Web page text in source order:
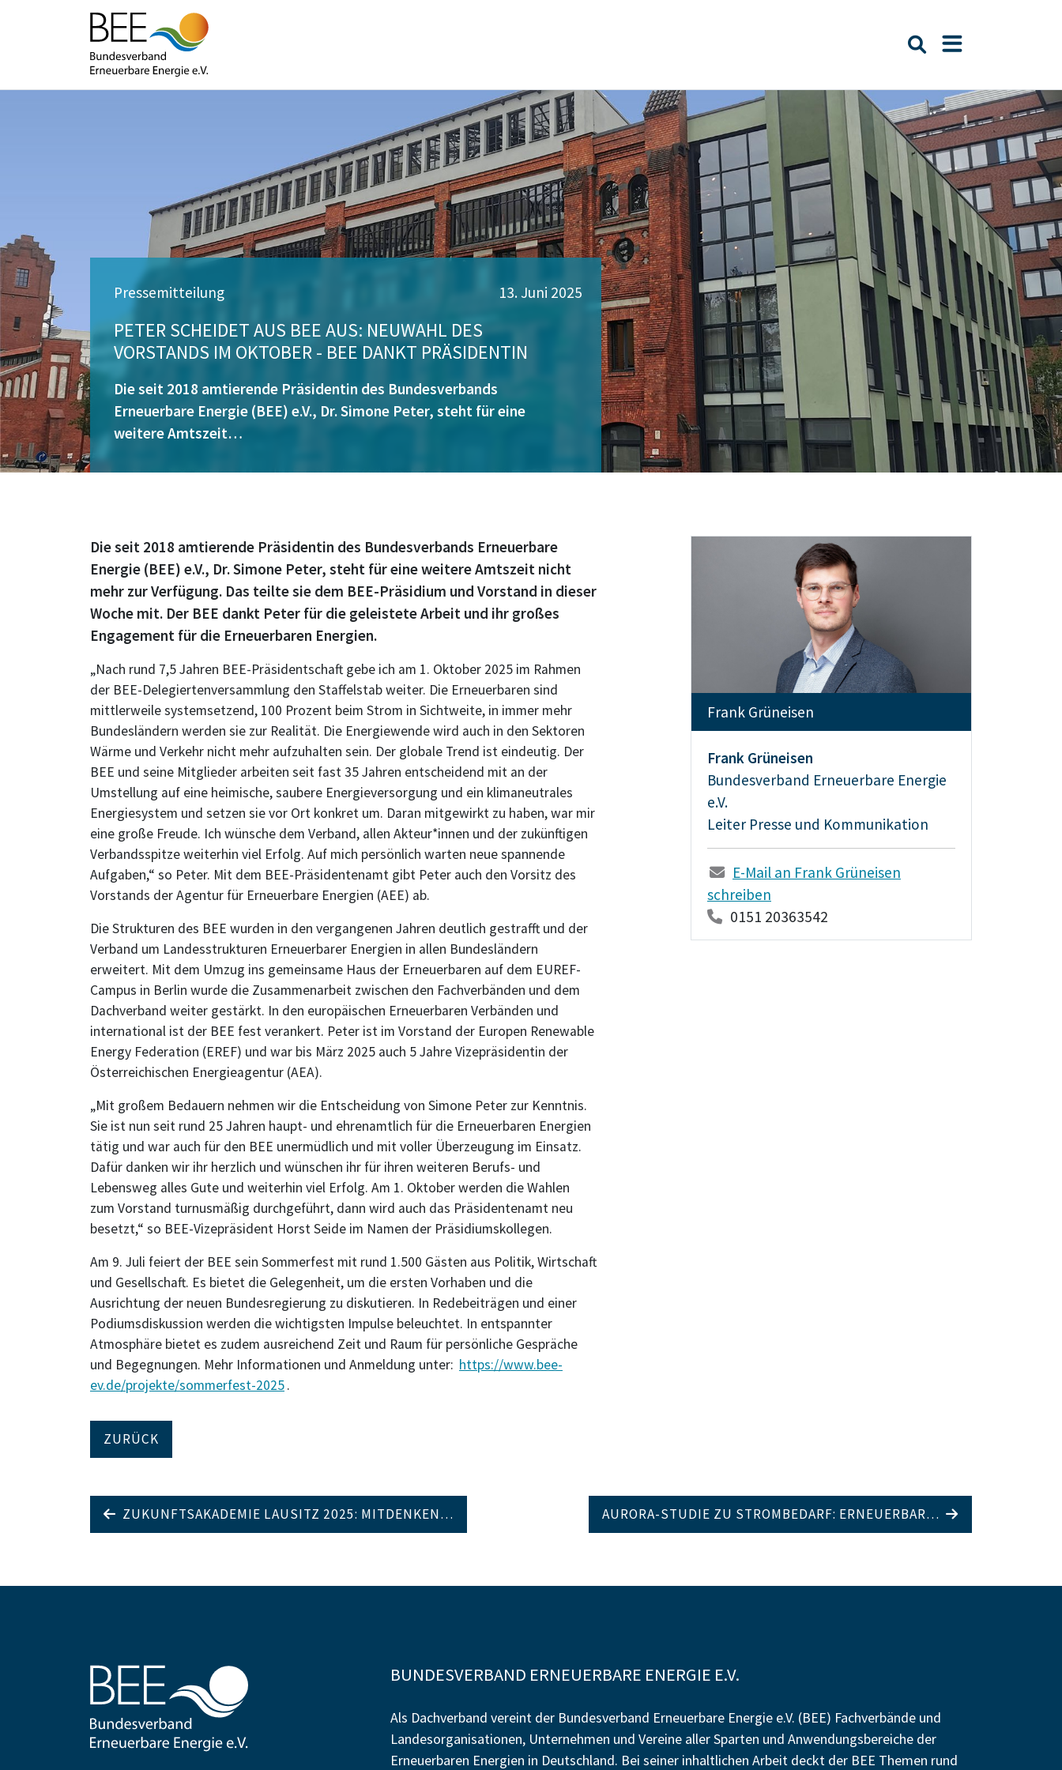
Suche öffnen
Pressemitteilung
PETER SCHEIDET AUS BEE AUS: NEUWAHL DES
VORSTANDS IM OKTOBER - BEE DANKT PRÄSIDENTIN
Die seit 2018 amtierende Präsidentin des Bundesverbands
Erneuerbare Energie (BEE) e.V., Dr. Simone Peter, steht für eine
weitere Amtszeit…
13. Juni 2025
Die seit 2018 amtierende Präsidentin des Bundesverbands Erneuerbare
Energie (BEE) e.V., Dr. Simone Peter, steht für eine weitere Amtszeit nicht
mehr zur Verfügung. Das teilte sie dem BEE-Präsidium und Vorstand in dieser
Woche mit. Der BEE dankt Peter für die geleistete Arbeit und ihr großes
Engagement für die Erneuerbaren Energien.
„Nach rund 7,5 Jahren BEE-Präsidentschaft gebe ich am 1. Oktober 2025 im Rahmen
der BEE-Delegiertenversammlung den Staffelstab weiter. Die Erneuerbaren sind
mittlerweile systemsetzend, 100 Prozent beim Strom in Sichtweite, in immer mehr
Bundesländern werden sie zur Realität. Die Energiewende wird auch in den Sektoren
Wärme und Verkehr nicht mehr aufzuhalten sein. Der globale Trend ist eindeutig. Der
BEE und seine Mitglieder arbeiten seit fast 35 Jahren entscheidend mit an der
Umstellung auf eine heimische, saubere Energieversorgung und ein klimaneutrales
Energiesystem und setzen sie vor Ort konkret um. Daran mitgewirkt zu haben, war mir
eine große Freude. Ich wünsche dem Verband, allen Akteur*innen und der zukünftigen
Verbandsspitze weiterhin viel Erfolg. Auf mich persönlich warten neue spannende
Aufgaben,“ so Peter. Mit dem BEE-Präsidentenamt gibt Peter auch den Vorsitz des
Vorstands der Agentur für Erneuerbare Energien (AEE) ab.
Die Strukturen des BEE wurden in den vergangenen Jahren deutlich gestrafft und der
Verband um Landesstrukturen Erneuerbarer Energien in allen Bundesländern
erweitert. Mit dem Umzug ins gemeinsame Haus der Erneuerbaren auf dem EUREF-
Campus in Berlin wurde die Zusammenarbeit zwischen den Fachverbänden und dem
Dachverband weiter gestärkt. In den europäischen Erneuerbaren Verbänden und
international ist der BEE fest verankert. Peter ist im Vorstand der Europen Renewable
Energy Federation (EREF) und war bis März 2025 auch 5 Jahre Vizepräsidentin der
Österreichischen Energieagentur (AEA).
„Mit großem Bedauern nehmen wir die Entscheidung von Simone Peter zur Kenntnis.
Sie ist nun seit rund 25 Jahren haupt- und ehrenamtlich für die Erneuerbaren Energien
tätig und war auch für den BEE unermüdlich und mit voller Überzeugung im Einsatz.
Dafür danken wir ihr herzlich und wünschen ihr für ihren weiteren Berufs- und
Lebensweg alles Gute und weiterhin viel Erfolg. Am 1. Oktober werden die Wahlen
zum Vorstand turnusmäßig durchgeführt, dann wird auch das Präsidentenamt neu
besetzt,“ so BEE-Vizepräsident Horst Seide im Namen der Präsidiumskollegen.
Am 9. Juli feiert der BEE sein Sommerfest mit rund 1.500 Gästen aus Politik, Wirtschaft
und Gesellschaft. Es bietet die Gelegenheit, um die ersten Vorhaben und die
Ausrichtung der neuen Bundesregierung zu diskutieren. In Redebeiträgen und einer
Podiumsdiskussion werden die wichtigsten Impulse beleuchtet. In entspannter
Atmosphäre bietet es zudem ausreichend Zeit und Raum für persönliche Gespräche
und Begegnungen. Mehr Informationen und Anmeldung unter: https://www.bee-
ev.de/projekte/sommerfest-2025.
ZURÜCK
Frank Grüneisen
Frank Grüneisen
Bundesverband Erneuerbare Energie
e.V.
Leiter Presse und Kommunikation
E-Mail an Frank Grüneisen
schreiben
0151 20363542
ZUKUNFTSAKADEMIE LAUSITZ 2025: MITDENKEN… AURORA-STUDIE ZU STROMBEDARF: ERNEUERBAR…
BUNDESVERBAND ERNEUERBARE ENERGIE E.V.
Als Dachverband vereint der Bundesverband Erneuerbare Energie e.V. (BEE) Fachverbände und
Landesorganisationen, Unternehmen und Vereine aller Sparten und Anwendungsbereiche der
Erneuerbaren Energien in Deutschland. Bei seiner inhaltlichen Arbeit deckt der BEE Themen rund